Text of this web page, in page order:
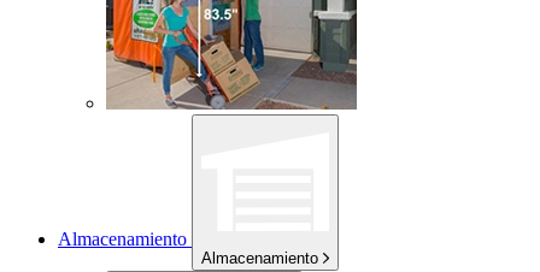
Almacenamiento
Almacenamiento